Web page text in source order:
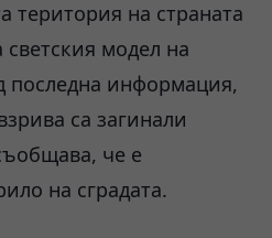
територия на страната
модел на
последна информация,
са загинали
че е
на сградата.